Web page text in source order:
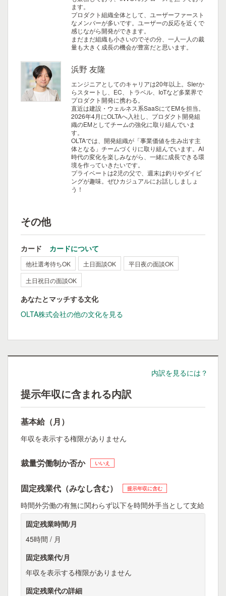
ます。
プロダクト組織全体として、ユーザーファースト
なメンバーが多いです。ユーザーの反応を近くで
感じながら開発ができます。
まだまだ組織も小さいのでその分、一人一人の裁
量も大きく成長の機会が豊富だと思います。
浜野 友隆
エンジニアとしてのキャリアは20年以上。SIerか
らスタートし、EC、トラベル、IoTなど多業界で
プロダクト開発に携わる。
直近は建設・ウェルネス系SaaSにてEMを担当。
2026年4月にOLTAへ入社し、プロダクト開発組
織のEMとしてチームの強化に取り組んでいま
す。
OLTAでは、開発組織が「事業価値を生み出す主
体となる」チームづくりに取り組んでいます。AI
時代の変化を楽しみながら、一緒に成長できる環
境を作っていきたいです。
プライベートは2児の父で、週末は釣りやダイビ
ングが趣味。ぜひカジュアルにお話ししましょ
う！
その他
カード カードについて
他社選考待ちOK 土日面談OK
平日夜の面談OK
土日祝日の面談OK
あなたとマッチする文化
OLTA株式会社の他の文化を見る
内訳を見るには？
提示年収に含まれる内訳
基本給（月）
年収を表示する権限がありません
裁量労働制か否か いいえ
固定残業代（みなし含む） 提示年収に含む
時間外労働の有無に関わらず以下を時間外手当として支給
固定残業時間/月
45時間 / 月
固定残業代/月
年収を表示する権限がありません
固定残業代の詳細